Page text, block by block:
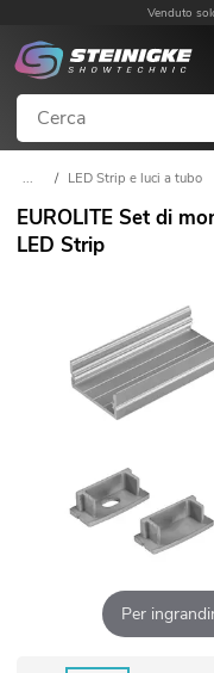
Venduto
... / LED Strip e luci a tubo
EUROLITE Set di
LED Strip
Per